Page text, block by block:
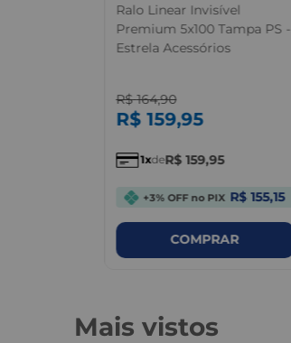
Ralo Linear Invisível
Premium 5x100 Tampa PS -
Estrela Acessórios
R$ 164,90
R$ 159,95
1 deR$ 159,95
+3% OFF no PIX R$ 155,15
COMPRAR
Mais vistos